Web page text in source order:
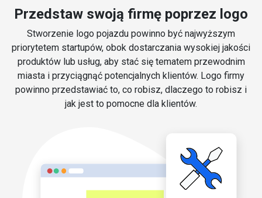
Przedstaw swoją firmę poprzez logo
Stworzenie logo pojazdu powinno być najwyższym
priorytetem startupów, obok dostarczania wysokiej jakości
produktów lub usług, aby stać się tematem przewodnim
miasta i przyciągnąć potencjalnych klientów. Logo firmy
powinno przedstawiać to, co robisz, dlaczego to robisz i
jak jest to pomocne dla klientów.